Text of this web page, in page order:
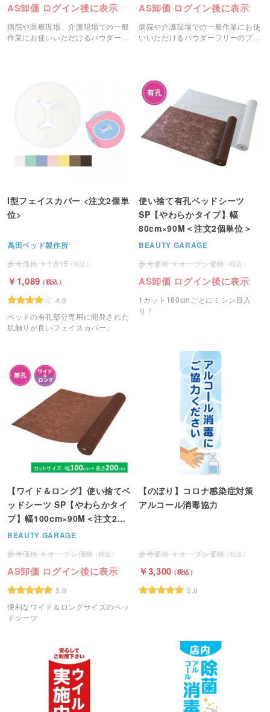
AS卸価 ログイン後に表示
病院や医療現場、介護現場での一般
作業にお使いいただけるパウダーフ
AS卸価 ログイン後に表示
病院や介護現場での一般作業にお使
いいただけるパウダーフリーのプラ
I型フェイスカバー <注文2個単
位>
高田ベッド製作所
1,815
1,089
4.0
ベッドの有孔部分専用に開発された
肌触りが良いフェイスカバー。
使い捨て有孔ベッドシーツ
SP【やわらかタイプ】幅
80cm×90M＜注文2個単位＞
BEAUTY GARAGE
オープン価格
AS卸価 ログイン後に表示
1カット180cmごとにミシン目入
り！
【ワイド＆ロング】使い捨てベ
ッドシーツ SP【やわらかタイ
プ】幅100cm×90M＜注文2個
単位＞
BEAUTY GARAGE
オープン価格
AS卸価 ログイン後に表示
5.0
便利なワイド＆ロングサイズのベッ
ドシーツ
【のぼり】コロナ感染症対策
アルコール消毒協力
オープン価格
3,300
5.0